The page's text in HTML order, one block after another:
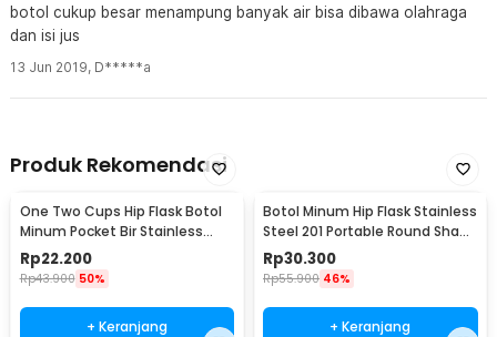
botol cukup besar menampung banyak air bisa dibawa olahraga
dan isi jus
13 Jun 2019, D*****a
Produk Rekomendasi
One Two Cups Hip Flask Botol
Minum Pocket Bir Stainless
Steel 201 8oz - MS351
Rp22.200
Rp43.900 50%
+ Keranjang
Botol Minum Hip Flask Stainless
Steel 201 Portable Round Shape
150ml - B-5
Rp30.300
Rp55.900 46%
+ Keranjang